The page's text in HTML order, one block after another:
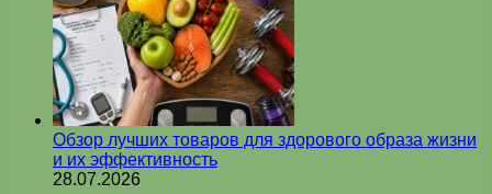
Обзор лучших товаров для здорового образа жизни
и их эффективность
28.07.2026